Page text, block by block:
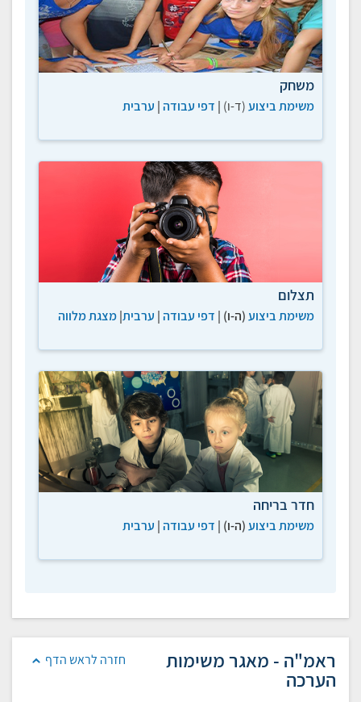
משחק
משימת ביצוע(ד-ו) | דפי עבודה| ערבית
תצלום
משימת ביצוע(ה-ו) | דפי עבודה| ערבית|מצגת מלווה
חדר בריחה
משימת ביצוע(ה-ו) | דפי עבודה| ערבית
חזרה לראש הדף ראמ"ה - מאגר משימות
הערכה